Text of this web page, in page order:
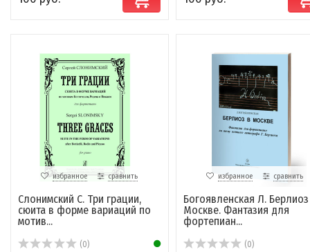
избранное сравнить
Слонимский С. Три грации,
сюита в форме вариаций по
мотив...
(0)
избранное сравнить
Богоявленская Л.
Москве. Фантазия для
фортепиан...
(0)